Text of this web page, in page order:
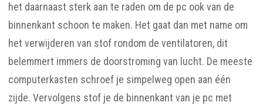
het daarnaast sterk aan te raden om de pc ook van de
binnenkant schoon te maken. Het gaat dan met name om
het verwijderen van stof rondom de ventilatoren, dit
belemmert immers de doorstroming van lucht. De meeste
computerkasten schroef je simpelweg open aan één
zijde. Vervolgens stof je de binnenkant van je pc met